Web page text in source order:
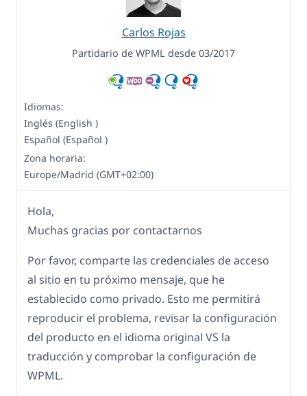
Carlos Rojas
Partidario de WPML desde 03/2017
Idiomas:
Inglés (English )
Español (Español )
Zona horaria:
Europe/Madrid (GMT+02:00)
Hola,
Muchas gracias por contactarnos
Por favor, comparte las credenciales de acceso
al sitio en tu próximo mensaje, que he
establecido como privado. Esto me permitirá
reproducir el problema, revisar la configuración
del producto en el idioma original VS la
traducción y comprobar la configuración de
WPML.